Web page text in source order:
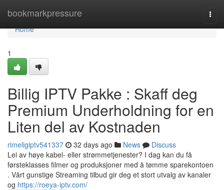
bookmarkpressure
Home
Home
1
Billig IPTV Pakke : Skaff deg
Premium Underholdning for en
Liten del av Kostnaden
rimeligiptv541337 32 days ago News
Discuss
Lei av høye kabel- eller strømmetjenester? I dag kan du få
førsteklasses filmer og produksjoner med å tømme sparekontoen
. Vårt gunstige Streaming tilbud gir deg et stort utvalg av kanaler
og https://roeya-iptv.com/